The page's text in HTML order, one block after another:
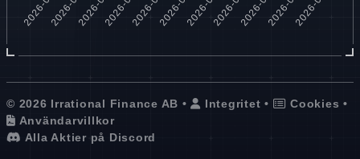
© 2026 Irrational Finance AB • Integritet • Cookies •
Användarvillkor
Alla Aktier på Discord